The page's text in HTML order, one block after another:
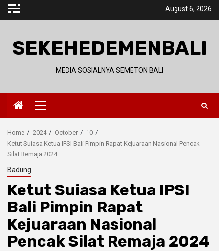
Skip
August 6, 2026
SEKEHEDEMENBALI
MEDIA SOSIALNYA SEMETON BALI
Primary
Menu
Home 2024 October
10
Ketut Suiasa Ketua IPSI Bali Pimpin Rapat Kejuaraan Nasional Pencak
Silat Remaja 2024
Badung
Ketut Suiasa Ketua IPSI
Bali Pimpin Rapat
Kejuaraan Nasional
Pencak Silat Remaja 2024